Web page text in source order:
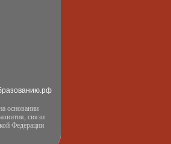
основании
связи
Федерации